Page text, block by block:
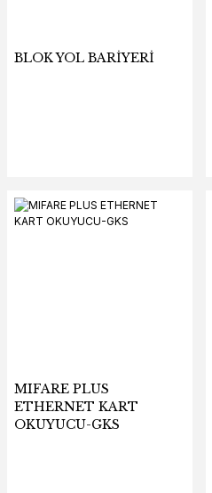
BLOK YOL BARİYERİ
MIFARE PLUS
ETHERNET KART
OKUYUCU-GKS